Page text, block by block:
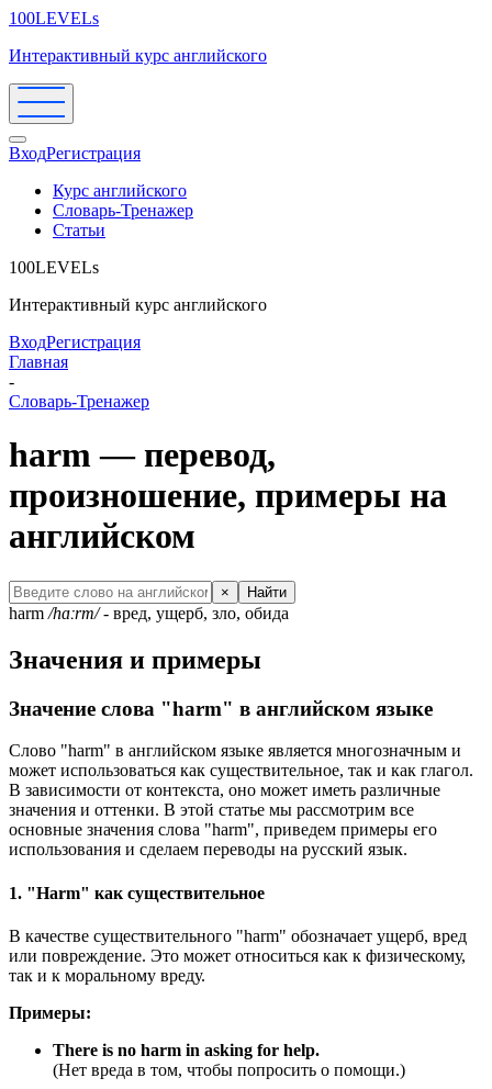
100LEVELs
Интерактивный курс английского
ВходРегистрация
Курс английского
Словарь-Тренажер
Статьи
100LEVELs
Интерактивный курс английского
ВходРегистрация
Главная
-
Словарь-Тренажер
harm — перевод,
произношение, примеры на
английском
× Найти
harm /hɑːrm/- вред, ущерб, зло, обида
Значения и примеры
Значение слова "harm" в английском языке
Слово "harm" в английском языке является многозначным и
может использоваться как существительное, так и как глагол.
В зависимости от контекста, оно может иметь различные
значения и оттенки. В этой статье мы рассмотрим все
основные значения слова "harm", приведем примеры его
использования и сделаем переводы на русский язык.
1. "Harm" как существительное
В качестве существительного "harm" обозначает ущерб, вред
или повреждение. Это может относиться как к физическому,
так и к моральному вреду.
Примеры:
There is no harm in asking for help.
(Нет вреда в том, чтобы попросить о помощи.)